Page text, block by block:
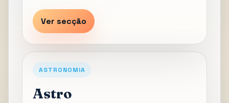
Ver secção
ASTRONOMIA
Astro